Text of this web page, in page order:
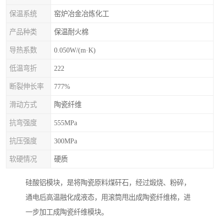
保温系统 窑炉冶金冶炼化工
产品种类 保温耐火棉
导热系数 0.050W/(m·K)
低温弯折 222
断裂伸长率 777%
滑动方式 陶瓷纤维
抗弯强度 555MPa
抗压强度 300MPa
软硬情况 硬质
硅酸铝模块，是将陶瓷原料煤矸石，经过煅烧、粉碎，
通电后高温融化成液态，用滚筒甩出成陶瓷纤维棉，进
一步加工成陶瓷纤维模块。